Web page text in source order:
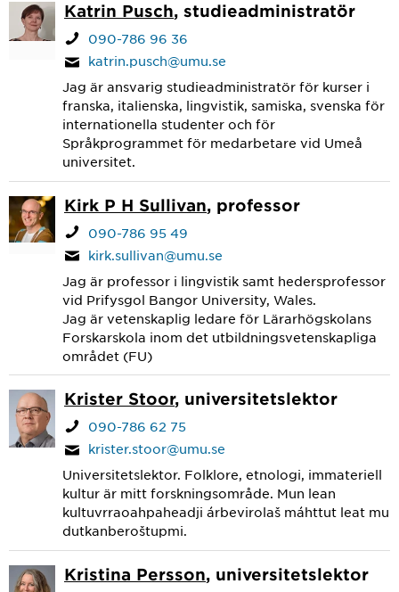
Katrin Pusch, studieadministratör
090-786 96 36
katrin.pusch@umu.se
Jag är ansvarig studieadministratör för kurser i
franska, italienska, lingvistik, samiska, svenska för
internationella studenter och för
Språkprogrammet för medarbetare vid Umeå
universitet.
Kirk P H Sullivan, professor
090-786 95 49
kirk.sullivan@umu.se
Jag är professor i lingvistik samt hedersprofessor
vid Prifysgol Bangor University, Wales.
Jag är vetenskaplig ledare för Lärarhögskolans
Forskarskola inom det utbildningsvetenskapliga
området (FU)
Krister Stoor, universitetslektor
090-786 62 75
krister.stoor@umu.se
Universitetslektor. Folklore, etnologi, immateriell
kultur är mitt forskningsområde. Mun lean
kultuvrraoahpaheadji árbevirolaš máhttut leat mu
dutkanberoštupmi.
Kristina Persson, universitetslektor